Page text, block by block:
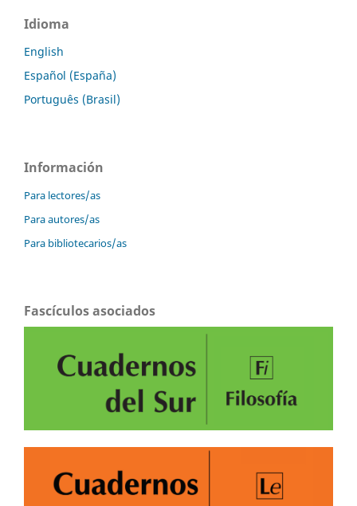
Idioma
English
Español (España)
Português (Brasil)
Información
Para lectores/as
Para autores/as
Para bibliotecarios/as
Fascículos asociados